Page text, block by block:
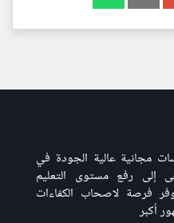
مجانية عالية الجودة في
إلى رفع مستوى التعليم
فرصة لاصحاب الكفاءات
أكبر